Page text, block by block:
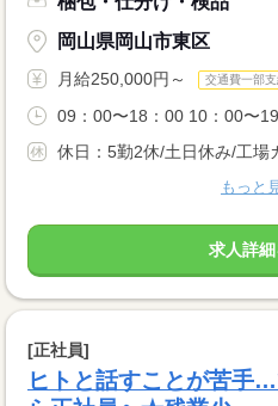
岡山県岡山市東区
月給250,000円～ 交通費一部
09：00〜18：00 10：00〜
休日：5勤2休/土日休み/工場
もっと
求人詳
[正社員]
ヒトと話すことが苦手